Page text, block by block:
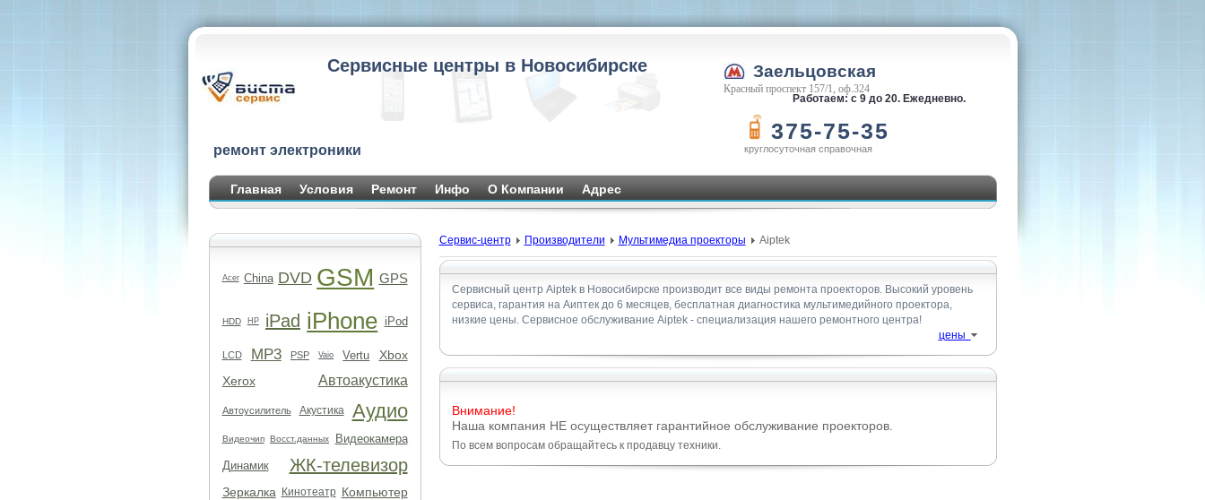
Сервисные центры в Новосибирске
ремонт электроники
Заельцовская
Красный проспект 157/1, оф.324
Работаем: с 9 до 20. Ежедневно.
375-75-35
круглосуточная справочная
Главная Условия Ремонт Инфо О Компании Адрес
Acer China DVD GSM GPS
HDD HP iPad iPhone iPod
LCD MP3 PSP Vaio Vertu
Xbox
Xerox
Автоакустика
Автоусилитель Акустика Аудио
Видеочип Восст.данных
Видеокамера
Динамик
ЖК-телевизор
Зеркалка Кинотеатр Компьютер
Сервис-центр Производители Мультимедиа проекторы Aiptek
Сервисный центр Aiptek в Новосибирске производит все виды ремонта проекторов. Высокий уровень
сервиса, гарантия на Аиптек до 6 месяцев, бесплатная диагностика мультимедийного проектора,
низкие цены. Сервисное обслуживание Aiptek - специализация нашего ремонтного центра!
цены
Внимание!
Наша компания НЕ осуществляет гарантийное обслуживание проекторов.
По всем вопросам обращайтесь к продавцу техники.